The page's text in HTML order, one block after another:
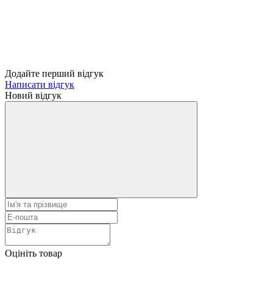
Додайте перший відгук
Написати відгук
Новий відгук
Оцініть товар